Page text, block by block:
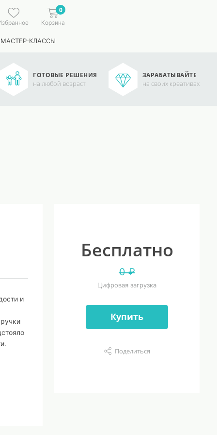
0
Корзина
КЛАССЫ
ГОТОВЫЕ РЕШЕНИЯ
на любой возраст
ЗАРАБАТЫВАЙТЕ
на своих креативах
и
Бесплатно
0 ₽
Цифровая загрузка
Купить
Поделиться